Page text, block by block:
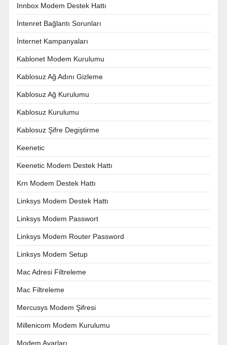
Innbox Modem Destek Hattı
İntenret Bağlantı Sorunları
İnternet Kampanyaları
Kablonet Modem Kurulumu
Kablosuz Ağ Adını Gizleme
Kablosuz Ağ Kurulumu
Kablosuz Kurulumu
Kablosuz Şifre Degiştirme
Keenetic
Keenetic Modem Destek Hattı
Krn Modem Destek Hattı
Linksys Modem Destek Hattı
Linksys Modem Passwort
Linksys Modem Router Password
Linksys Modem Setup
Mac Adresi Filtreleme
Mac Filtreleme
Mercusys Modem Şifresi
Millenicom Modem Kurulumu
Modem Ayarları